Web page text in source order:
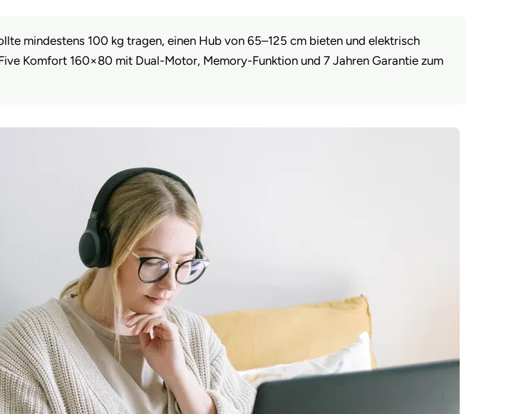
mindestens 100 kg tragen, einen Hub von 65–125 cm bieten und elektrisch
Komfort 160×80 mit Dual-Motor, Memory-Funktion und 7 Jahren Garantie zum